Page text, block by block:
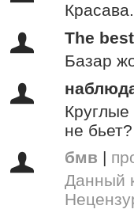
Красава.
The
Базар
не
бмв |
Данный